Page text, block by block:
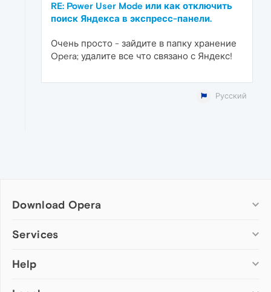
RE: Power User Mode или как отключить
поиск Яндекса в экспресс-панели.
Очень просто - зайдите в папку хранение
Opera; удалите все что связано с Яндекс!
Русский
Download Opera
Computer browsers
Opera for Mac
Services
Add-ons
Help